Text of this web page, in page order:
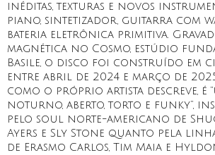
inéditas, texturas e novos
piano, sintetizador, guitarra com
bateria eletrônica primitiva.
magnética no Cosmo, estúdio
Basile, o disco foi construído em
entre abril de 2024 e março de
como o próprio artista descreve, é
noturno, aberto, torto e funky”,
pelo soul norte-americano de
Ayers e Sly Stone quanto pela
de Erasmo Carlos, Tim Maia e